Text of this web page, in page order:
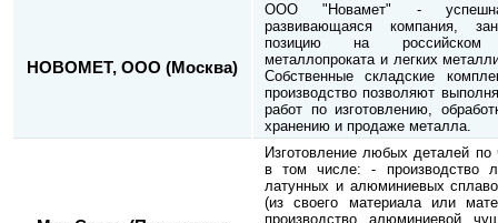
НОВОМЕТ, ООО (Москва)
ООО "Новамет" -
развивающаяся компания,
позицию на российском
металлопроката и легких
Собственные складские
производство позволяют
работ по изготовлению,
хранению и продаже металла.
Изготовление любых деталей по
в том числе: - производство
латунных и алюминиевых
(из своего материала или
производство алюминиевой